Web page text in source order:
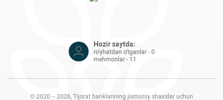
Hozir saytda:
ro'yhatdan o'tganlar - 0
mehmonlar - 11
© 2020 – 2026, Tijorat banklarining jismoniy shaxslar uchun